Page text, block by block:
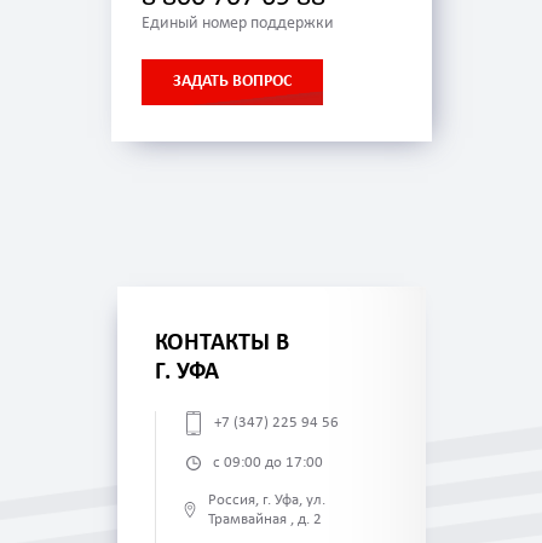
Единый номер поддержки
ЗАДАТЬ ВОПРОС
КОНТАКТЫ В
Г. УФА
+7 (347) 225 94 56
с 09:00 до 17:00
Россия, г. Уфа, ул.
Трамвайная , д. 2